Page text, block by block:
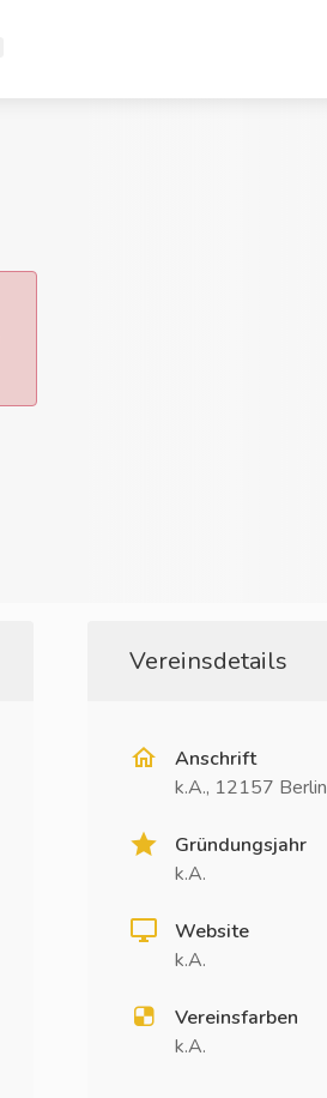
Vereinsdetails
Anschrift
k.A., 12157 Berlin
Gründungsjahr
k.A.
Website
k.A.
Vereinsfarben
k.A.